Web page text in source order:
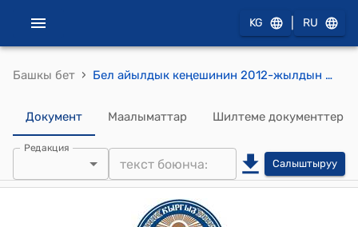
KG RU
Башкы бет › Бел айылдык кеңешинин 2012-жылдын 9-июлундагы № 21-6 "Г.Эргешов атындагы Белорук орто мектебинин жылытуу системасын капиталдык ремонттоо долбооруна акча каржатын болуп берүү" токтому
Документ Маалыматтар Шилтеме документтер
Редакция
Салыштыруу